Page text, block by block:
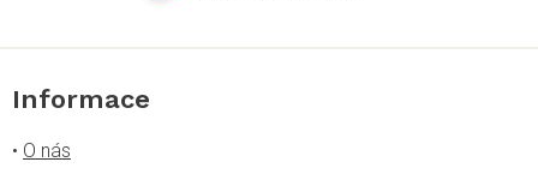
Informace
• O nás